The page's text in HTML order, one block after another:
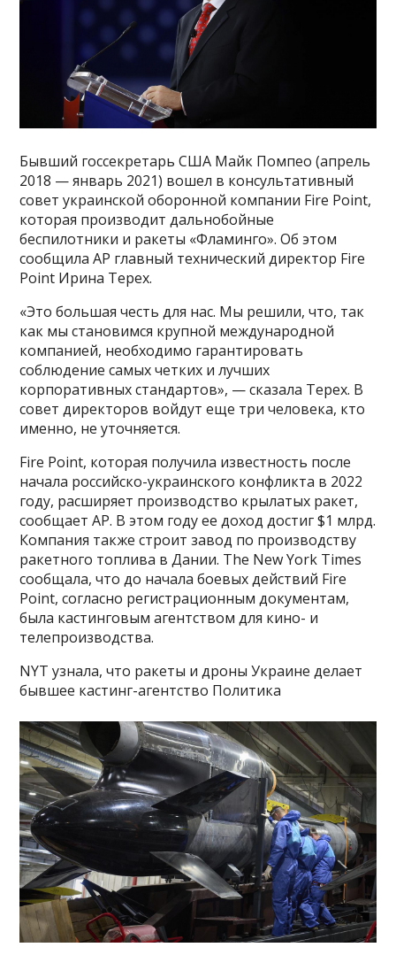
Бывший госсекретарь США Майк Помпео (апрель
2018 — январь 2021) вошел в консультативный
совет украинской оборонной компании Fire Point,
которая производит дальнобойные
беспилотники и ракеты «Фламинго». Об этом
сообщила AP главный технический директор Fire
Point Ирина Терех.
«Это большая честь для нас. Мы решили, что, так
как мы становимся крупной международной
компанией, необходимо гарантировать
соблюдение самых четких и лучших
корпоративных стандартов», — сказала Терех. В
совет директоров войдут еще три человека, кто
именно, не уточняется.
Fire Point, которая получила известность после
начала российско-украинского конфликта в 2022
году, расширяет производство крылатых ракет,
сообщает AP. В этом году ее доход достиг $1 млрд.
Компания также строит завод по производству
ракетного топлива в Дании. The New York Times
сообщала, что до начала боевых действий Fire
Point, согласно регистрационным документам,
была кастинговым агентством для кино- и
телепроизводства.
NYT узнала, что ракеты и дроны Украине делает
бывшее кастинг-агентство Политика